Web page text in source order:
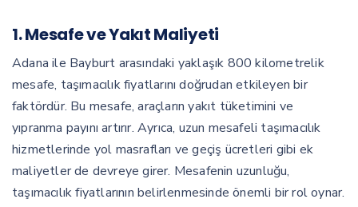
1.Mesafe ve Yakıt Maliyeti
Adana ile Bayburt arasındaki yaklaşık 800 kilometrelik
mesafe, taşımacılık fiyatlarını doğrudan etkileyen bir
faktördür. Bu mesafe, araçların yakıt tüketimini ve
yıpranma payını artırır. Ayrıca, uzun mesafeli taşımacılık
hizmetlerinde yol masrafları ve geçiş ücretleri gibi ek
maliyetler de devreye girer. Mesafenin uzunluğu,
taşımacılık fiyatlarının belirlenmesinde önemli bir rol oynar.